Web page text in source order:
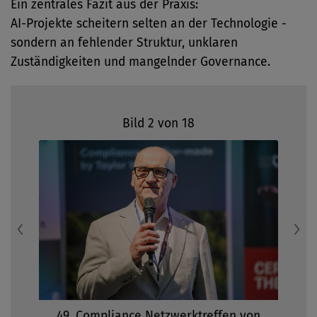
Ein zentrales Fazit aus der Praxis:
AI-Projekte scheitern selten an der Technologie -
sondern an fehlender Struktur, unklaren
Zuständigkeiten und mangelnder Governance.
Bild 2 von 18
Previous